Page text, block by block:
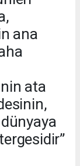
ana
ata